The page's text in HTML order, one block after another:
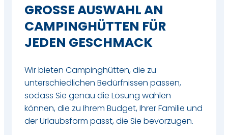
GROSSE AUSWAHL AN C
AMPINGHÜTTEN FÜR J
EDEN GESCHMACK
Wir bieten Campinghütten, die zu
unterschiedlichen Bedürfnissen passen,
sodass Sie genau die Lösung wählen
können, die zu Ihrem Budget, Ihrer Familie und
der Urlaubsform passt, die Sie bevorzugen.